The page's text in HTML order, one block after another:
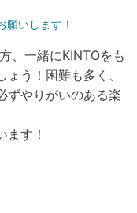
願いします！
、一緒にKINTOをも
う！困難も多く、
ずやりがいのある楽
ます！